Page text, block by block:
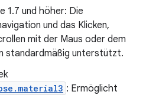
1.7 und höher: Die
und das Klicken,
mit der Maus oder dem
standardmäßig unterstützt.
: Ermöglicht